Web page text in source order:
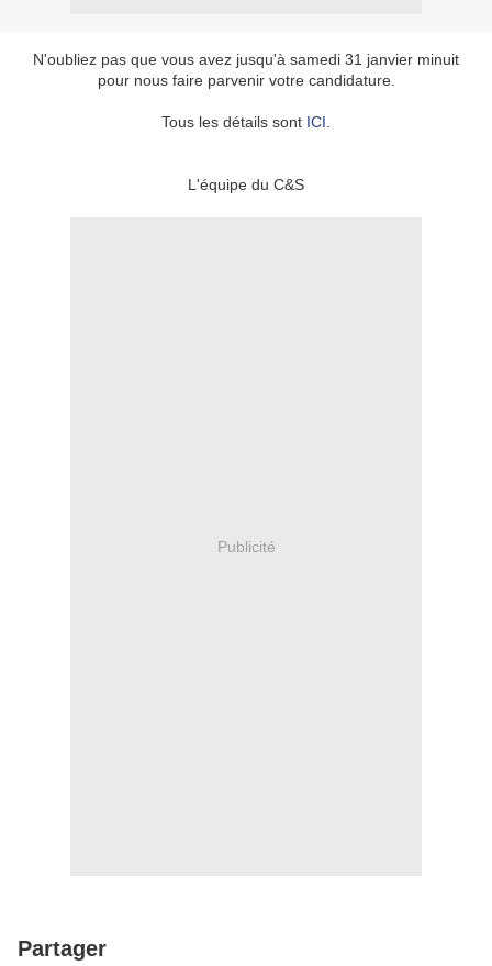
N'oubliez pas que vous avez jusqu'à samedi 31 janvier minuit
pour nous faire parvenir votre candidature.
Tous les détails sont ICI
L'équipe du C&S
Publicité
Partager